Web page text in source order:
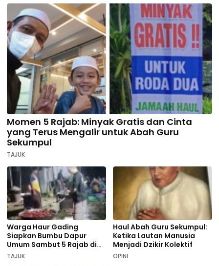
Momen 5 Rajab: Minyak Gratis dan Cinta
yang Terus Mengalir untuk Abah Guru
Sekumpul
TAJUK
Warga Haur Gading
Siapkan Bumbu Dapur
Umum Sambut 5 Rajab di
Sekumpul
TAJUK
Haul Abah Guru Sekumpul:
Ketika Lautan Manusia
Menjadi Dzikir Kolektif
OPINI